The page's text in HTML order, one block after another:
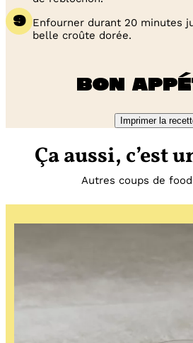
Enfourner durant 20 minutes
belle croûte dorée.
Bon
Imprimer la
Ça aussi, c’est
Autres coups de